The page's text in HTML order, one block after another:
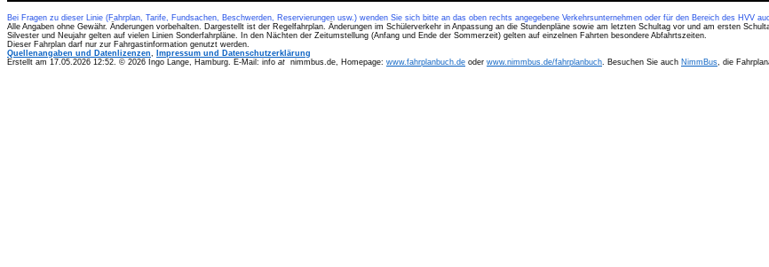
Bei Fragen zu dieser Linie (Fahrplan, Tarife, Fundsachen, Beschwerden, Reservierungen usw.) wenden Sie sich bitte an das oben rechts angegebene Verkehrsunternehmen oder für den Bereich des HVV
Alle Angaben ohne Gewähr. Änderungen vorbehalten. Dargestellt ist der Regelfahrplan. Änderungen im Schülerverkehr in Anpassung an die Stundenpläne sowie am letzten Schultag vor und am ersten
Silvester und Neujahr gelten auf vielen Linien Sonderfahrpläne. In den Nächten der Zeitumstellung (Anfang und Ende der Sommerzeit) gelten auf einzelnen Fahrten besondere Abfahrtszeiten.
Dieser Fahrplan darf nur zur Fahrgastinformation genutzt werden.
Quellenangaben und Datenlizenzen,
Impressum und Datenschutzerklärung
Erstellt am 17.05.2026 12:52. © 2026 Ingo Lange, Hamburg. E-Mail: info at nimmbus.de, Homepage: www.fahrplanbuch.de oder www.nimmbus.de/fahrplanbuch. Besuchen Sie auch NimmBus, die